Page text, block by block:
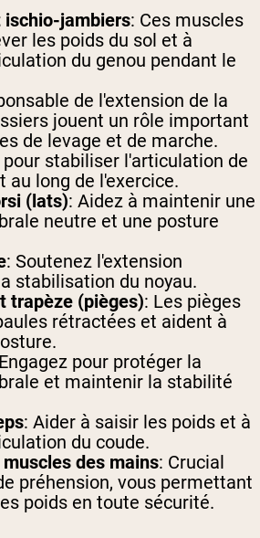
ischio-jambiers: Ces muscles
les poids du sol et à
du genou pendant le
de l'extension de la
jouent un rôle important
de levage et de marche.
pour stabiliser l'articulation de
au long de l'exercice.
(lats): Aidez à maintenir une
neutre et une posture
: Soutenez l'extension
stabilisation du noyau.
trapèze (pièges): Les pièges
rétractées et aident à
pour protéger la
et maintenir la stabilité
: Aider à saisir les poids et à
du coude.
des mains: Crucial
préhension, vous permettant
poids en toute sécurité.